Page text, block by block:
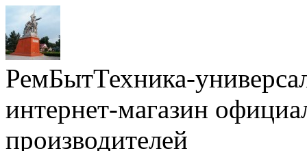
РемБытТехника-
интернет-магазин
производителей